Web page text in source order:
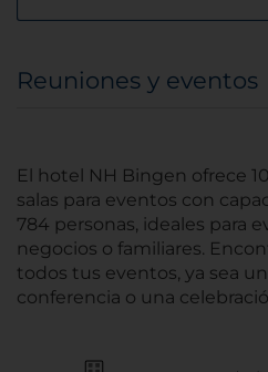
Reuniones y eventos
El hotel NH Bingen ofrece
salas para eventos con
784 personas, ideales para
negocios o familiares.
todos tus eventos, ya sea
conferencia o una